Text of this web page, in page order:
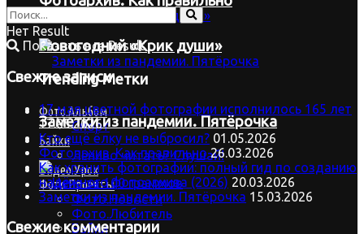
Новогодний «Крик души»
Trending Метки
Фото.Альбом
Спорт
Байки
Лениво читать? Слушай!
Видео.Урок
Фото.Проекты
Фото.Новости
Фото.Любитель
Байки
Заметки из пандемии. Пятёрочка
Нет Result
Показать все Result
Свежие записи
17 мая цветной фотографии исполнилось 165 лет
17.05.2026
Кто ещё ёлку не выбросил? 01.05.2026
Фотоархив. Как правильно 26.03.2026
Как хранить фотографии: полный гид по созданию
надёжного фотоархива (2026) 20.03.2026
Заметки из пандемии. Пятёрочка 15.03.2026
Свежие комментарии